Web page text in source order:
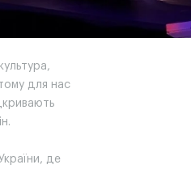
для нас
де